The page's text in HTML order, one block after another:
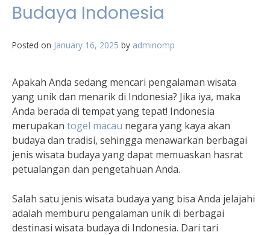
Budaya Indonesia
Posted on January 16, 2025 by adminomp
Apakah Anda sedang mencari pengalaman wisata
yang unik dan menarik di Indonesia? Jika iya, maka
Anda berada di tempat yang tepat! Indonesia
merupakan togel macau negara yang kaya akan
budaya dan tradisi, sehingga menawarkan berbagai
jenis wisata budaya yang dapat memuaskan hasrat
petualangan dan pengetahuan Anda.
Salah satu jenis wisata budaya yang bisa Anda jelajahi
adalah memburu pengalaman unik di berbagai
destinasi wisata budaya di Indonesia. Dari tari